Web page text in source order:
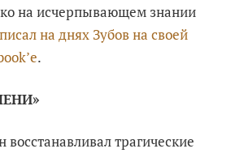
на исчерпывающем знании
на днях Зубов на своей
.
трагические